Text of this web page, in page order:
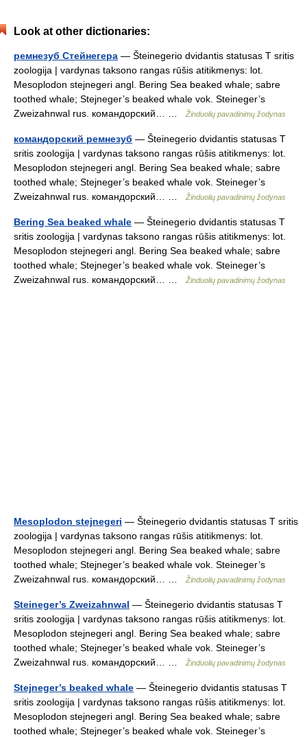
Look at other dictionaries:
ремнезуб Стейнегера — Šteinegerio dvidantis statusas T sritis
zoologija | vardynas taksono rangas rūšis atitikmenys: lot.
Mesoplodon stejnegeri angl. Bering Sea beaked whale; sabre
toothed whale; Stejneger’s beaked whale vok. Steineger’s
Zweizahnwal rus. командорский… …
Žinduolių pavadinimų žodynas
командорский ремнезуб — Šteinegerio dvidantis statusas T
sritis zoologija | vardynas taksono rangas rūšis atitikmenys: lot.
Mesoplodon stejnegeri angl. Bering Sea beaked whale; sabre
toothed whale; Stejneger’s beaked whale vok. Steineger’s
Zweizahnwal rus. командорский… …
Žinduolių pavadinimų žodynas
Bering Sea beaked whale — Šteinegerio dvidantis statusas T
sritis zoologija | vardynas taksono rangas rūšis atitikmenys: lot.
Mesoplodon stejnegeri angl. Bering Sea beaked whale; sabre
toothed whale; Stejneger’s beaked whale vok. Steineger’s
Zweizahnwal rus. командорский… …
Žinduolių pavadinimų žodynas
Mesoplodon stejnegeri — Šteinegerio dvidantis statusas T sritis
zoologija | vardynas taksono rangas rūšis atitikmenys: lot.
Mesoplodon stejnegeri angl. Bering Sea beaked whale; sabre
toothed whale; Stejneger’s beaked whale vok. Steineger’s
Zweizahnwal rus. командорский… …
Žinduolių pavadinimų žodynas
Steineger’s Zweizahnwal — Šteinegerio dvidantis statusas T
sritis zoologija | vardynas taksono rangas rūšis atitikmenys: lot.
Mesoplodon stejnegeri angl. Bering Sea beaked whale; sabre
toothed whale; Stejneger’s beaked whale vok. Steineger’s
Zweizahnwal rus. командорский… …
Žinduolių pavadinimų žodynas
Stejneger’s beaked whale — Šteinegerio dvidantis statusas T
sritis zoologija | vardynas taksono rangas rūšis atitikmenys: lot.
Mesoplodon stejnegeri angl. Bering Sea beaked whale; sabre
toothed whale; Stejneger’s beaked whale vok. Steineger’s